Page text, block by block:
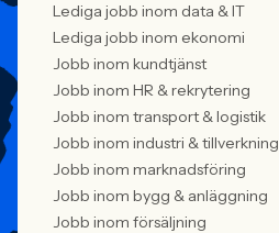
Lediga jobb inom data & IT
Lediga jobb inom ekonomi
Jobb inom kundtjänst
Jobb inom HR & rekrytering
Jobb inom transport & logistik
Jobb inom industri & tillverkning
Jobb inom marknadsföring
Jobb inom bygg & anläggning
Jobb inom försäljning